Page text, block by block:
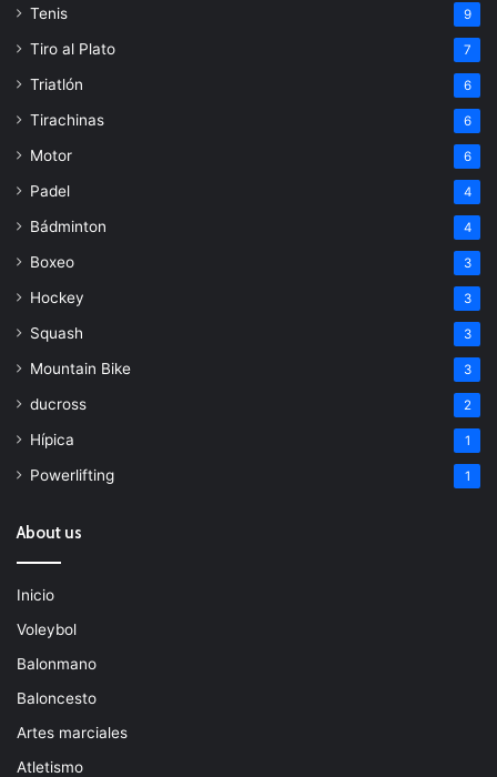
Tenis 9
Tiro al Plato 7
Triatlón 6
Tirachinas 6
Motor 6
Padel 4
Bádminton 4
Boxeo 3
Hockey 3
Squash 3
Mountain Bike 3
ducross 2
Hípica 1
Powerlifting 1
About us
Inicio
Voleybol
Balonmano
Baloncesto
Artes marciales
Atletismo